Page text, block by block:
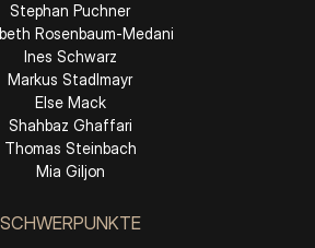
Stephan Puchner
Rosenbaum-Medani
Ines Schwarz
Markus Stadlmayr
Else Mack
Shahbaz Ghaffari
Thomas Steinbach
Mia Giljon
SCHWERPUNKTE